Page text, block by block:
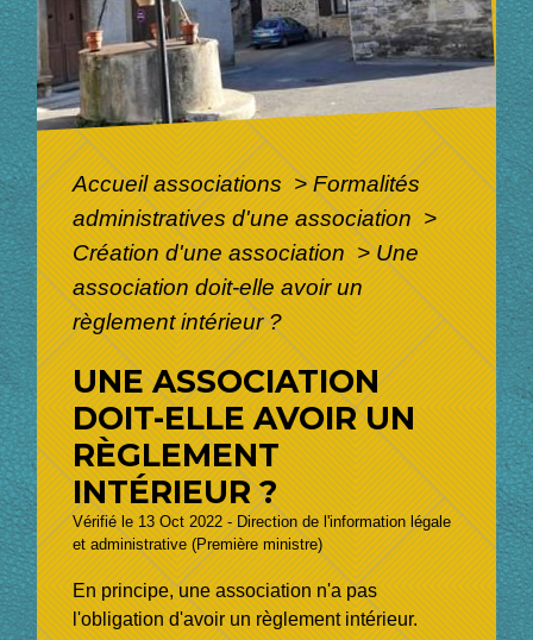
Accueil associations> Formalités
administratives d'une association>
Création d'une association> Une
association doit-elle avoir un
règlement intérieur ?
UNE ASSOCIATION
DOIT-ELLE AVOIR UN
RÈGLEMENT
INTÉRIEUR ?
Vérifié le 13 Oct 2022 - Direction de l'information légale
et administrative (Première ministre)
En principe, une association n'a pas
l'obligation d'avoir un règlement intérieur.